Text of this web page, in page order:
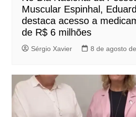
Muscular Espinhal,
destaca acesso a
de R$ 6 milhões
Sérgio Xavier 8 de agosto